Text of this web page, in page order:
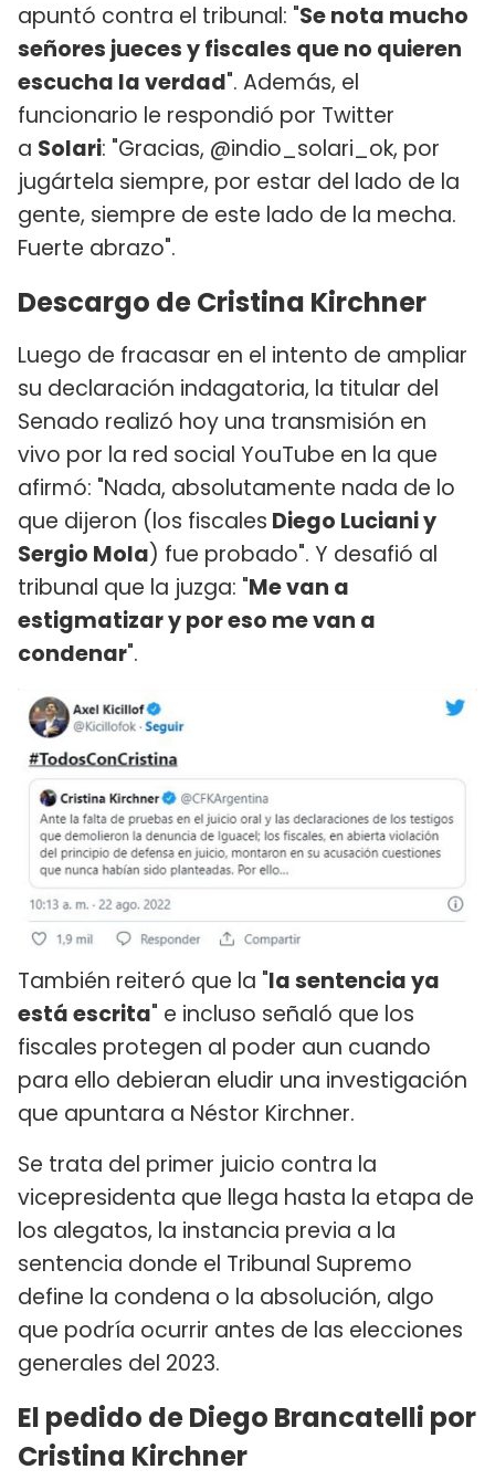
apuntó contra el tribunal: "Se nota mucho
señores jueces y fiscales que no quieren
escucha la verdad". Además, el
funcionario le respondió por Twitter
a Solari: "Gracias, @indio_solari_ok, por
jugártela siempre, por estar del lado de la
gente, siempre de este lado de la mecha.
Fuerte abrazo".
Descargo de Cristina Kirchner
Luego de fracasar en el intento de ampliar
su declaración indagatoria, la titular del
Senado realizó hoy una transmisión en
vivo por la red social YouTube en la que
afirmó: "Nada, absolutamente nada de lo
que dijeron (los fiscales Diego Luciani y
Sergio Mola) fue probado". Y desafió al
tribunal que la juzga: "Me van a
estigmatizar y por eso me van a
condenar".
También reiteró que la "la sentencia ya
está escrita" e incluso señaló que los
fiscales protegen al poder aun cuando
para ello debieran eludir una investigación
que apuntara a Néstor Kirchner.
Se trata del primer juicio contra la
vicepresidenta que llega hasta la etapa de
los alegatos, la instancia previa a la
sentencia donde el Tribunal Supremo
define la condena o la absolución, algo
que podría ocurrir antes de las elecciones
generales del 2023.
El pedido de Diego Brancatelli por
Cristina Kirchner